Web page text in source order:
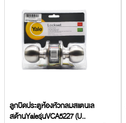
ลูกบิดประตูห้องหัวกลมสแตนเล
สด้านYaleรุ่นVCA5227 (U..